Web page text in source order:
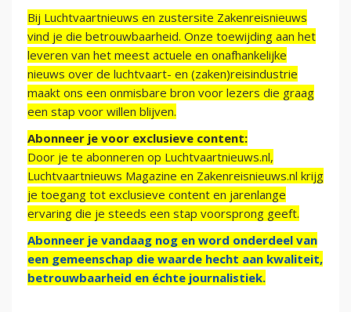
Bij Luchtvaartnieuws en zustersite Zakenreisnieuws
vind je die betrouwbaarheid. Onze toewijding aan het
leveren van het meest actuele en onafhankelijke
nieuws over de luchtvaart- en (zaken)reisindustrie
maakt ons een onmisbare bron voor lezers die graag
een stap voor willen blijven.
Abonneer je voor exclusieve content:
Door je te abonneren op Luchtvaartnieuws.nl,
Luchtvaartnieuws Magazine en Zakenreisnieuws.nl krijg
je toegang tot exclusieve content en jarenlange
ervaring die je steeds een stap voorsprong geeft.
Abonneer je vandaag nog en word onderdeel van
een gemeenschap die waarde hecht aan kwaliteit,
betrouwbaarheid en échte journalistiek.